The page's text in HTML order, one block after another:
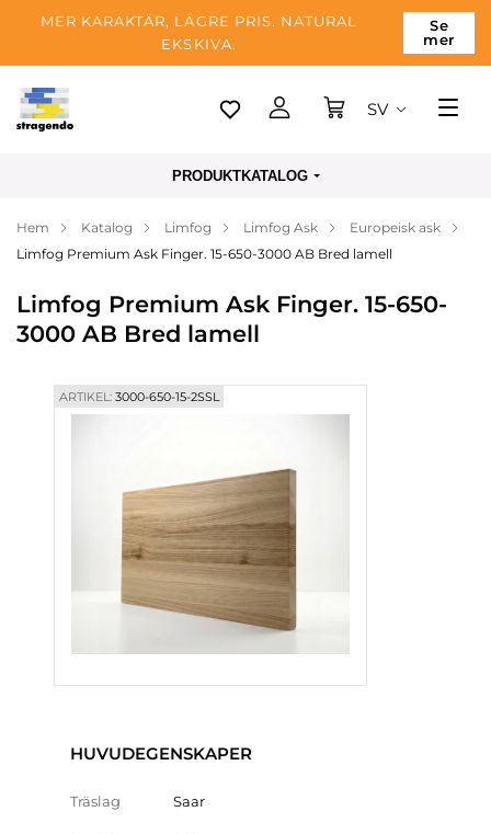
MER KARAKTÄR, LÄGRE PRIS. NATURAL
EKSKIVA.
Se
mer
Tallinn
Betalning
Blogg
SV
PRODUKTKATALOG
Hem Katalog Limfog Limfog Ask
Europeisk ask
Limfog Premium Ask Finger. 15-650-3000 AB Bred lamell
Limfog Premium Ask Finger. 15-650-
3000 AB Bred lamell
ARTIKEL:3000-650-15-2SSL
HUVUDEGENSKAPER
Träslag Saar